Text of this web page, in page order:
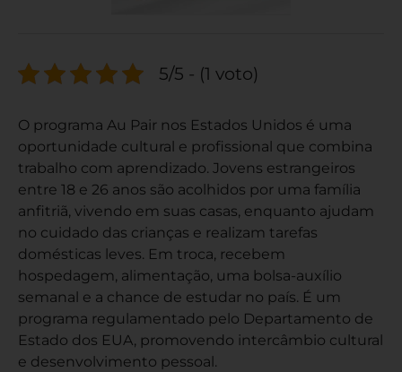
5/5 - (1 voto)
O programa Au Pair nos Estados Unidos é uma
oportunidade cultural e profissional que combina
trabalho com aprendizado. Jovens estrangeiros
entre 18 e 26 anos são acolhidos por uma família
anfitriã, vivendo em suas casas, enquanto ajudam
no cuidado das crianças e realizam tarefas
domésticas leves. Em troca, recebem
hospedagem, alimentação, uma bolsa-auxílio
semanal e a chance de estudar no país. É um
programa regulamentado pelo Departamento de
Estado dos EUA, promovendo intercâmbio cultural
e desenvolvimento pessoal.